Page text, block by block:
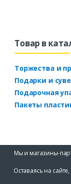
Товар в
Торжества и
Подарки и
Подарочная
Пакеты
Мы и магазины-
Оставаясь на